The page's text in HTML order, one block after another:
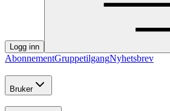
Logg inn
AbonnementGruppetilgangNyhetsbrev
Bruker